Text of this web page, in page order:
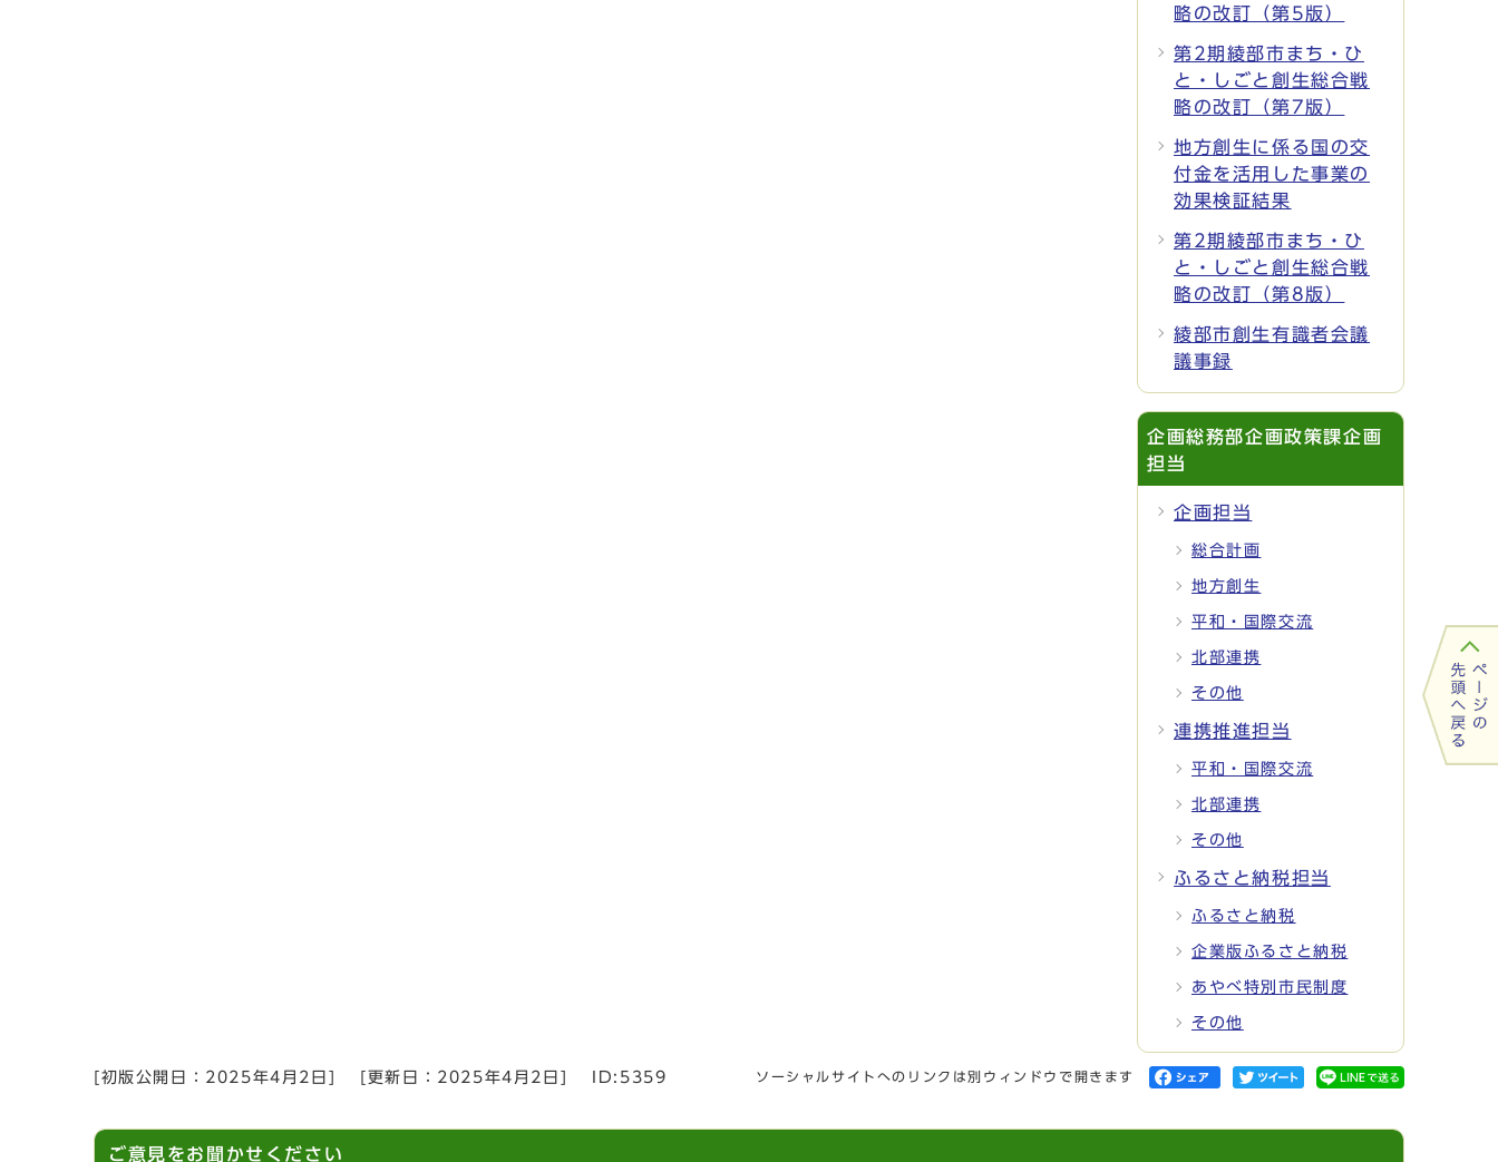
略の改訂（第5版）
第2期綾部市まち・ひ
と・しごと創生総合戦
略の改訂（第7版）
地方創生に係る国の交
付金を活用した事業の
効果検証結果
第2期綾部市まち・ひ
と・しごと創生総合戦
略の改訂（第8版）
綾部市創生有識者会議
議事録
企画総務部企画政策課企画
担当
企画担当
総合計画
地方創生
平和・国際交流
北部連携
その他
連携推進担当
平和・国際交流
北部連携
その他
ふるさと納税担当
ふるさと納税
企業版ふるさと納税
あやべ特別市民制度
その他
[初版公開日： 2025年4月2日 [更新日： 2025年4月2日 ID:5359 ソーシャルサイトへのリンクは別ウィンドウで開きます
ご意見をお聞かせください